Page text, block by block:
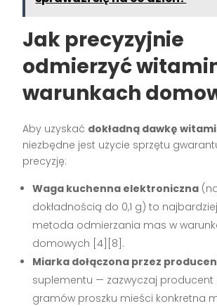
Jak precyzyjnie
odmierzyć
warunkach
Aby uzyskać dokładną dawkę
niezbędne jest użycie sprzętu
precyzję:
Waga kuchenna elektroniczna
dokładnością do 0,1 g) to
metoda odmierzania mas w
domowych [4][8] .
Miarka dołączona przez
suplementu — zazwyczaj producent
gramów proszku mieści konkretna